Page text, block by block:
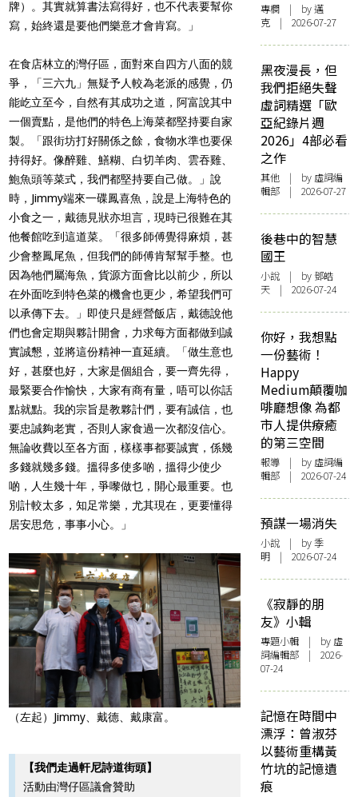
牌）。其實就算書法寫得好，也不代表要幫你
寫，始終還是要他們樂意才會肯寫。」
在食店林立的灣仔區，面對來自四方八面的競
爭，「三六九」無疑予人較為老派的感覺，仍
能屹立至今，自然有其成功之道，阿富說其中
一個賣點，是他們的特色上海菜都堅持要自家
製。「跟街坊打好關係之餘，食物水準也要保
持得好。像醉雞、鱔糊、白切羊肉、雲吞雞、
鮑魚頭等菜式，我們都堅持要自己做。」說
時，Jimmy端來一碟鳳喜魚，說是上海特色的
小食之一，戴德見狀亦坦言，現時已很難在其
他餐館吃到這道菜。「很多師傅覺得麻煩，甚
少會整鳳尾魚，但我們的師傅肯幫幫手整。也
因為牠們屬海魚，貨源方面會比以前少，所以
在外面吃到特色菜的機會也更少，希望我們可
以承傳下去。」即使只是經營飯店，戴德說他
們也會定期與夥計開會，力求每方面都做到誠
實誠懇，並將這份精神一直延續。「做生意也
好，甚麼也好，大家是個組合，要一齊先得，
最緊要合作愉快，大家有商有量，唔可以你話
點就點。我的宗旨是教夥計們，要有誠信，也
要忠誠夠老實，否則人家食過一次都沒信心。
無論收費以至各方面，樣樣事都要誠實，係幾
多錢就幾多錢。搵得多使多啲，搵得少使少
啲，人生幾十年，爭嚟做乜，開心最重要。也
別計較太多，知足常樂，尤其現在，更要懂得
居安思危，事事小心。」
（左起）Jimmy、戴德、戴康富。
【我們走過軒尼詩道街頭】
活動由灣仔區議會贊助
專欄 | by邁
克 | 2026-07-27
黑夜漫長，但
我們拒絕失聲
虛詞精選「歐
亞紀錄片週
2026」4部必看
之作
其他 | by 虛詞編
輯部 | 2026-07-27
後巷中的智慧
國王
小說 | by 鄧皓
天 | 2026-07-24
你好，我想點
一份藝術！
Happy
Medium顛覆咖
啡廳想像 為都
市人提供療癒
的第三空間
報導 | by 虛詞編
輯部 | 2026-07-24
預謀一場消失
小說 | by 季
明 | 2026-07-24
《寂靜的朋
友》小輯
專題小輯 | by 虛
詞編輯部 | 2026-
07-24
記憶在時間中
漂浮：曾淑芬
以藝術重構黃
竹坑的記憶遺
痕